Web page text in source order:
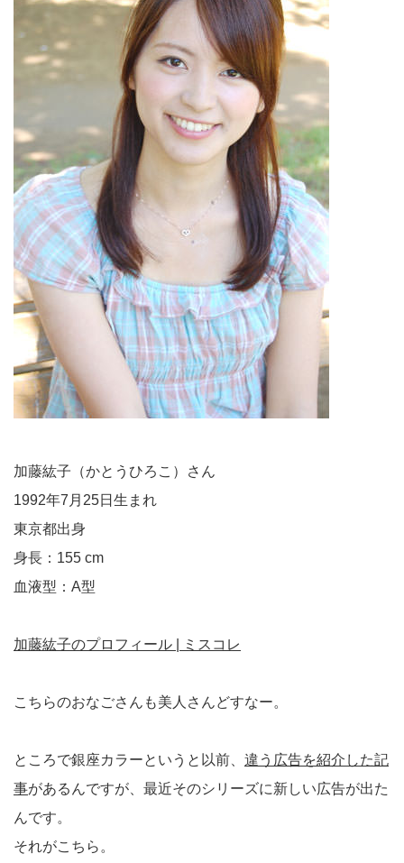
加藤紘子（かとうひろこ）さん
1992年7月25日生まれ
東京都出身
身長：155 cm
血液型：A型
加藤紘子のプロフィール | ミスコレ
こちらのおなごさんも美人さんどすなー。
ところで銀座カラーというと以前、 違う広告を紹介した記
事があるんですが、最近そのシリーズに新しい広告が出た
んです。
それがこちら。